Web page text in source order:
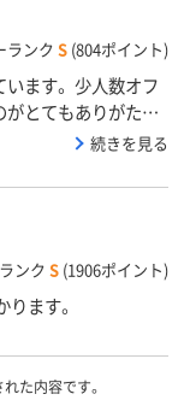
ランク S (804ポイント)
います。 少人数オフ
がとてもありがたい
クするより替え芯を
続きを見る
ンク S (1906ポイント)
ます。
た内容です。